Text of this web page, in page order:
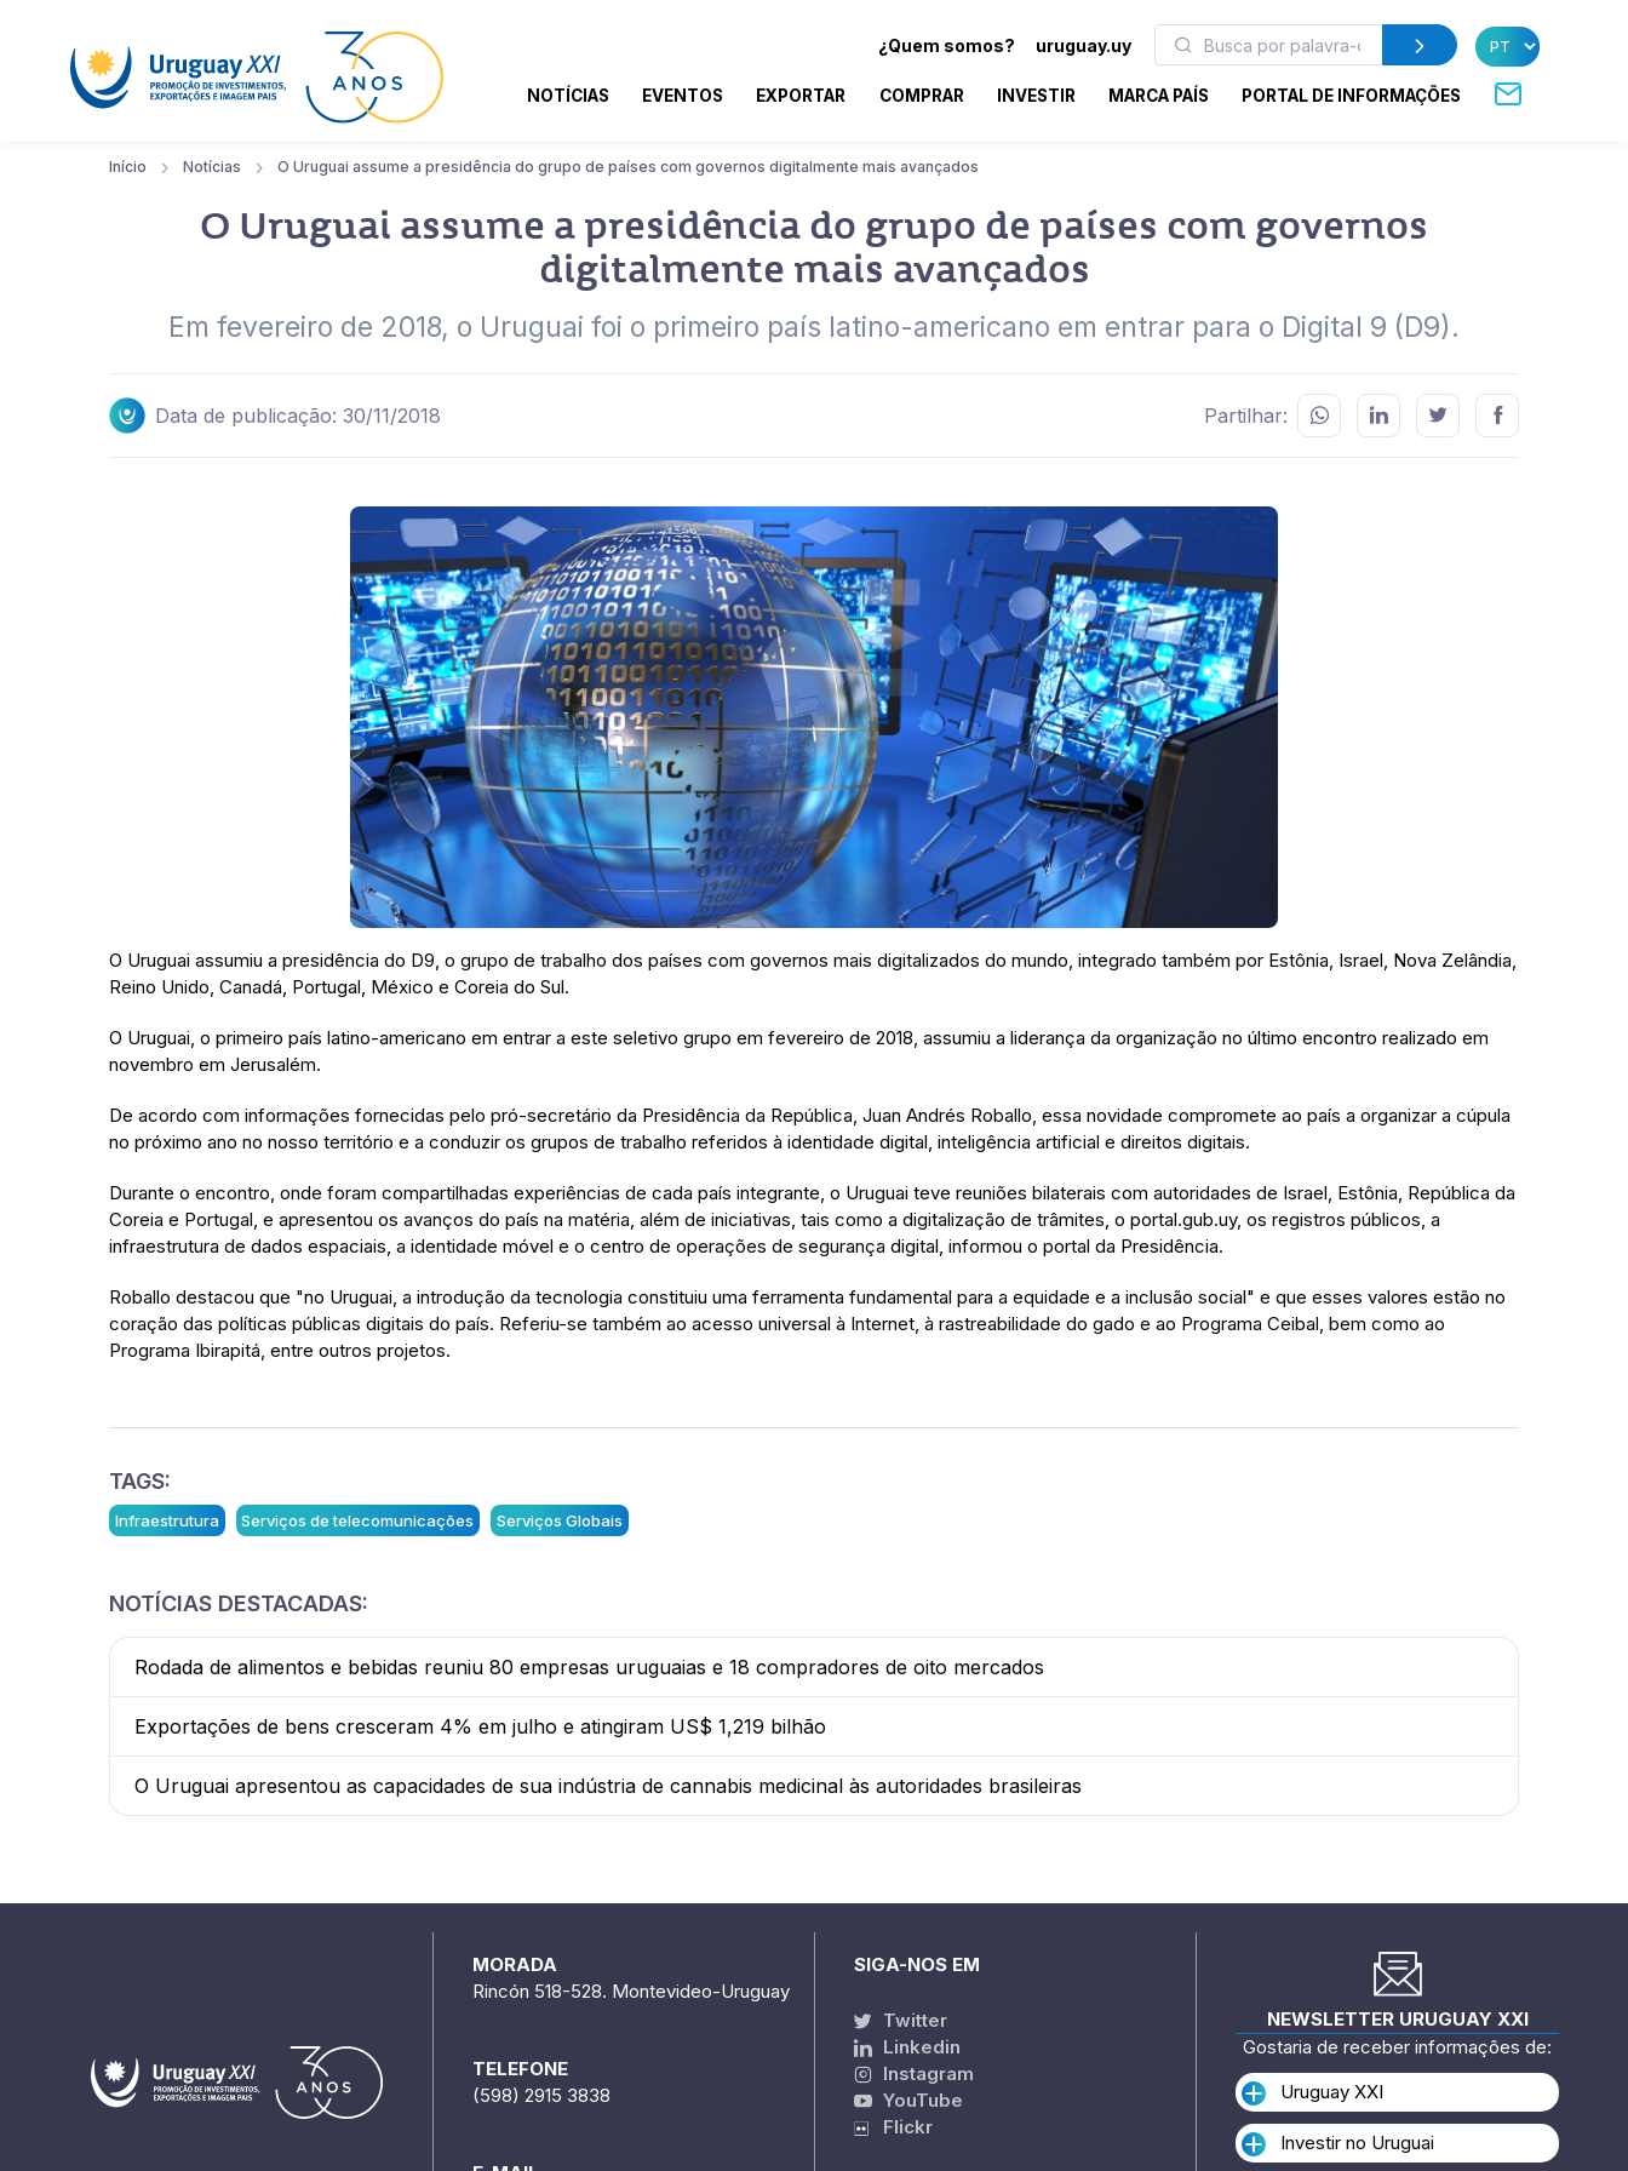
¿Quem somos? uruguay.uy
NOTÍCIAS EVENTOS EXPORTAR COMPRAR INVESTIR MARCA PAÍS PORTAL DE INFORMAÇÕES
Início Notícias O Uruguai assume a presidência do grupo de países com governos digitalmente mais avançados
O Uruguai assume a presidência do grupo de países com governos
digitalmente mais avançados
Em fevereiro de 2018, o Uruguai foi o primeiro país latino-americano em entrar para o Digital 9 (D9).
Data de publicação: 30/11/2018 Partilhar:
O Uruguai assumiu a presidência do D9, o grupo de trabalho dos países com governos mais digitalizados do mundo, integrado também por Estônia, Israel, Nova Zelândia,
Reino Unido, Canadá, Portugal, México e Coreia do Sul.
O Uruguai, o primeiro país latino-americano em entrar a este seletivo grupo em fevereiro de 2018, assumiu a liderança da organização no último encontro realizado em
novembro em Jerusalém.
De acordo com informações fornecidas pelo pró-secretário da Presidência da República, Juan Andrés Roballo, essa novidade compromete ao país a organizar a cúpula
no próximo ano no nosso território e a conduzir os grupos de trabalho referidos à identidade digital, inteligência artificial e direitos digitais.
Durante o encontro, onde foram compartilhadas experiências de cada país integrante, o Uruguai teve reuniões bilaterais com autoridades de Israel, Estônia, República da
Coreia e Portugal, e apresentou os avanços do país na matéria, além de iniciativas, tais como a digitalização de trâmites, o portal.gub.uy, os registros públicos, a
infraestrutura de dados espaciais, a identidade móvel e o centro de operações de segurança digital, informou o portal da Presidência.
Roballo destacou que "no Uruguai, a introdução da tecnologia constituiu uma ferramenta fundamental para a equidade e a inclusão social" e que esses valores estão no
coração das políticas públicas digitais do país. Referiu-se também ao acesso universal à Internet, à rastreabilidade do gado e ao Programa Ceibal, bem como ao
Programa Ibirapitá, entre outros projetos.
TAGS:
Infraestrutura Serviços de telecomunicações Serviços Globais
NOTÍCIAS DESTACADAS:
Rodada de alimentos e bebidas reuniu 80 empresas uruguaias e 18 compradores de oito mercados
Exportações de bens cresceram 4% em julho e atingiram US$ 1,219 bilhão
O Uruguai apresentou as capacidades de sua indústria de cannabis medicinal às autoridades brasileiras
MORADA
Rincón 518-528. Montevideo-Uruguay
TELEFONE
(598) 2915 3838
SIGA-NOS EM
Twitter
Linkedin
Instagram
YouTube
Flickr
NEWSLETTER URUGUAY XXI
Gostaria de receber informações de:
Uruguay XXI
Investir no Uruguai